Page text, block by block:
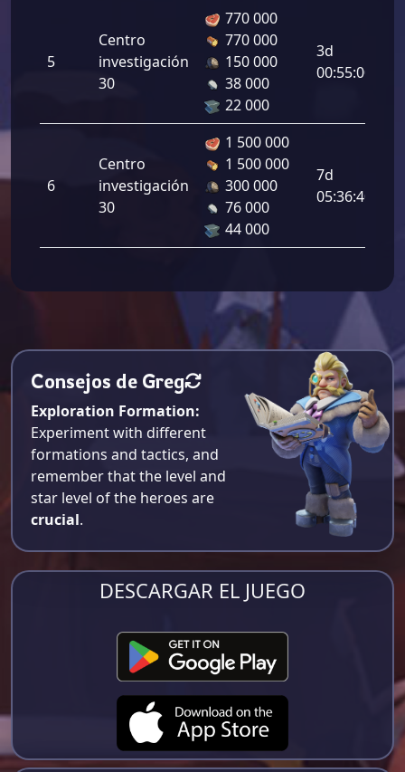
5
Centro
investigación
30
770 000
770 000
150 000
38 000
22 000
3d
00:55:00
6
Centro
investigación
30
1 500 000
1 500 000
300 000
76 000
44 000
7d
05:36:40
Consejos de Greg
Exploration Formation:
Experiment with different
formations and tactics, and
remember that the level and
star level of the heroes are
crucial.
DESCARGAR EL JUEGO